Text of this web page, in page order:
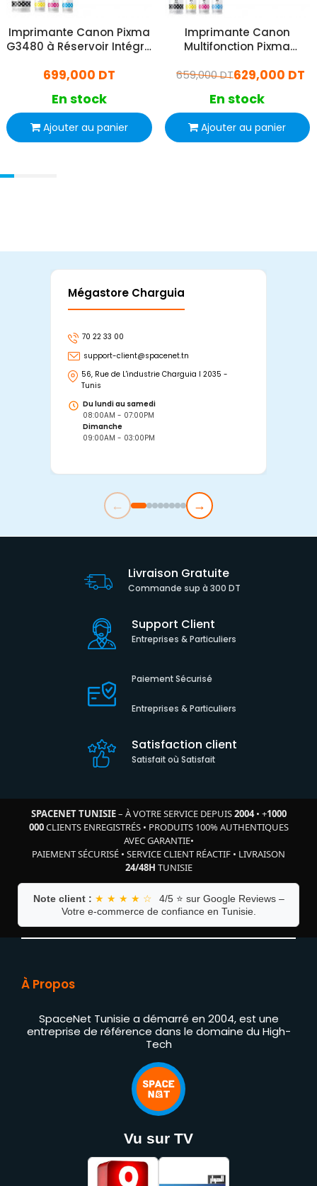
Imprimante Canon Pixma
G3480 à Réservoir Intégré
699,000 DT
En stock
Ajouter au panier
Imprimante Canon
Multifonction Pixma
Couleurs Wifi
629,000 DT
659,000 DT
En stock
Ajouter au panier
Mégastore Charguia
70 22 33 00
support-client@spacenet.tn
56, Rue de L'industrie Charguia I 2035 -
Tunis
Du lundi au samedi
08:00AM - 07:00PM
Dimanche
09:00AM - 03:00PM
← →
Livraison Gratuite
Commande sup à 300 DT
Support Client
Entreprises & Particuliers
Paiement Sécurisé
Entreprises & Particuliers
Satisfaction client
Satisfait où Satisfait
SPACENET TUNISIE– À VOTRE SERVICE DEPUIS2004• +1000
000CLIENTS ENREGISTRÉS• PRODUITS 100% AUTHENTIQUES
AVEC GARANTIE•
PAIEMENT SÉCURISÉ • SERVICE CLIENT RÉACTIF • LIVRAISON
24/48H TUNISIE
Note client : ★ ★ ★ ★ ☆
4/5 ⭐ sur Google Reviews –
Votre e-commerce de confiance en Tunisie.
À Propos
SpaceNet Tunisie a démarré en 2004, est une
entreprise de référence dans le domaine du High-
Tech
Vu sur TV